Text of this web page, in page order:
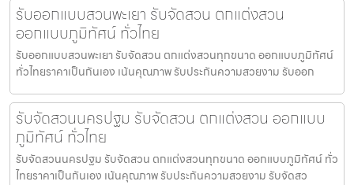
รับออกแบบสวนพะเยา รับจัดสวน ตกแต่งสวน
ออกแบบภูมิทัศน์ ทั่วไทย
รับออกแบบสวนพะเยา รับจัดสวน ตกแต่งสวนทุกขนาด ออกแบบภูมิทัศน์
ทั่วไทยราคาเป็นกันเอง เน้นคุณภาพ รับประกันความสวยงาม รับออก
รับจัดสวนนครปฐม รับจัดสวน ตกแต่งสวน ออกแบบ
ภูมิทัศน์ ทั่วไทย
รับจัดสวนนครปฐม รับจัดสวน ตกแต่งสวนทุกขนาด ออกแบบภูมิทัศน์ ทั่ว
ไทยราคาเป็นกันเอง เน้นคุณภาพ รับประกันความสวยงาม รับจัดสว